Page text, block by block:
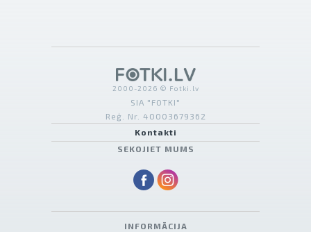
2000-2026 © Fotki.lv
SIA "FOTKI"
Reģ. Nr. 40003679362
Kontakti
SEKOJIET MUMS
INFORMĀCIJA